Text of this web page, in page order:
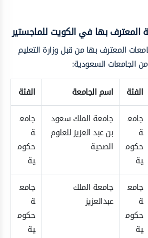
المعترف بها في الكويت للماجستير
المعترف بها من قبل وزارة التعليم
الجامعات السعودية:
الفئة اسم الجامعة
الفئة
جامع
ة
حكوم
ية
جامعة الملك سعود
بن عبد العزيز للعلوم
الصحية
جامع
ة
حكوم
ية
جامع
ة
حكوم
ية
جامعة الملك
عبدالعزيز
جامع
ة
حكوم
ية